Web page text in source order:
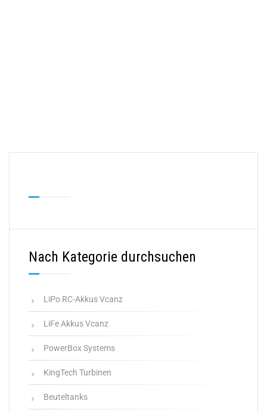
Nach Kategorie durchsuchen
LiPo RC-Akkus Vcanz
LiFe Akkus Vcanz
PowerBox Systems
KingTech Turbinen
Beuteltanks